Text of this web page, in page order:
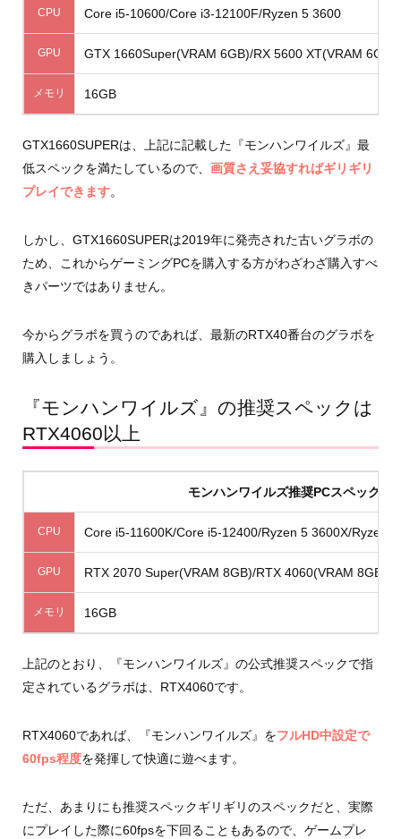
CPU Core i5-10600/Core i3-12100F/Ryzen 5 3600
GPU GTX 1660Super(VRAM 6GB)/RX 5600 XT(VRAM 6GB)
メモリ 16GB
GTX1660SUPERは、上記に記載した『モンハンワイルズ』最
低スペックを満たしているので、 画質さえ妥協すればギリギリ
プレイできます。
しかし、GTX1660SUPERは2019年に発売された古いグラボの
ため、これからゲーミングPCを購入する方がわざわざ購入すべ
きパーツではありません。
今からグラボを買うのであれば、最新のRTX40番台のグラボを
購入しましょう。
『モンハンワイルズ』の推奨スペックは
RTX4060以上
モンハンワイルズ推奨PCスペック
CPU Core i5-11600K/Core i5-12400/Ryzen 5 3600X/Ryzen
GPU RTX 2070 Super(VRAM 8GB)/RTX 4060(VRAM 8GB)/
メモリ 16GB
上記のとおり、『モンハンワイルズ』の公式推奨スペックで指
定されているグラボは、RTX4060です。
RTX4060であれば、『モンハンワイルズ』をフルHD中設定で
60fps程度を発揮して快適に遊べます。
ただ、あまりにも推奨スペックギリギリのスペックだと、実際
にプレイした際に60fpsを下回ることもあるので、ゲームプレ